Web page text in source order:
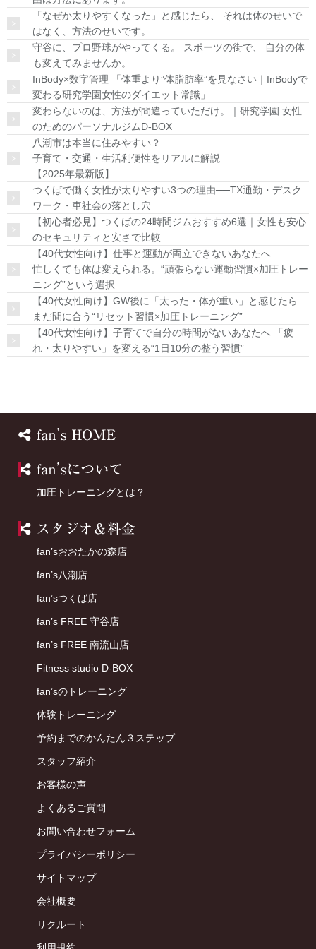
「なぜか太りやすくなった」と感じたら、 それは体のせいで
はなく、方法のせいです。
守谷に、プロ野球がやってくる。 スポーツの街で、 自分の体
も変えてみませんか。
InBody×数字管理 「体重より”体脂肪率”を見なさい｜InBodyで
変わる研究学園女性のダイエット常識」
変わらないのは、方法が間違っていただけ。｜研究学園 女性
のためのパーソナルジムD-BOX
八潮市は本当に住みやすい？
子育て・交通・生活利便性をリアルに解説
【2025年最新版】
つくばで働く女性が太りやすい3つの理由──TX通勤・デスク
ワーク・車社会の落とし穴
【初心者必見】つくばの24時間ジムおすすめ6選｜女性も安心
のセキュリティと安さで比較
【40代女性向け】仕事と運動が両立できないあなたへ
忙しくても体は変えられる。“頑張らない運動習慣×加圧トレー
ニング”という選択
【40代女性向け】GW後に「太った・体が重い」と感じたら
まだ間に合う“リセット習慣×加圧トレーニング”
【40代女性向け】子育てで自分の時間がないあなたへ 「疲
れ・太りやすい」を変える“1日10分の整う習慣”
加圧トレーニングとは？
fan’sおおたかの森店
fan’s八潮店
fan’sつくば店
fan’s FREE 守谷店
fan’s FREE 南流山店
Fitness studio D-BOX
fan’sのトレーニング
体験トレーニング
予約までのかんたん３ステップ
スタッフ紹介
お客様の声
よくあるご質問
お問い合わせフォーム
プライバシーポリシー
サイトマップ
会社概要
リクルート